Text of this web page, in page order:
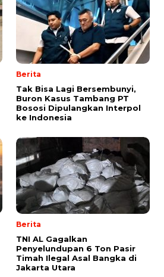
Berita
Tak Bisa Lagi Bersembunyi,
Buron Kasus Tambang PT
Bososi Dipulangkan Interpol
ke Indonesia
Berita
TNI AL Gagalkan
Penyelundupan 6 Ton Pasir
Timah Ilegal Asal Bangka di
Jakarta Utara